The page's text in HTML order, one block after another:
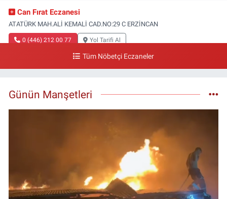
Can Fırat Eczanesi
ATATÜRK MAH.ALİ KEMALİ CAD.NO:29 C ERZİNCAN
0 (446) 212 00 77 Yol Tarifi Al
0 (446) 212 10 20
Tüm Nöbetçi Eczaneler
Günün Manşetleri